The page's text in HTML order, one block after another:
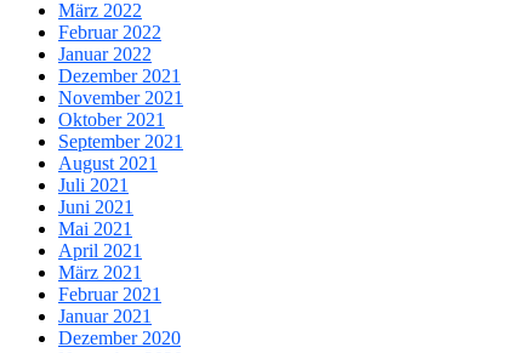
März 2022
Februar 2022
Januar 2022
Dezember 2021
November 2021
Oktober 2021
September 2021
August 2021
Juli 2021
Juni 2021
Mai 2021
April 2021
März 2021
Februar 2021
Januar 2021
Dezember 2020